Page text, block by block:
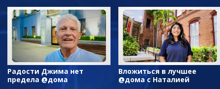
Радости Джима нет
предела @дома
Вложиться в лучшее
@дома с Наталией